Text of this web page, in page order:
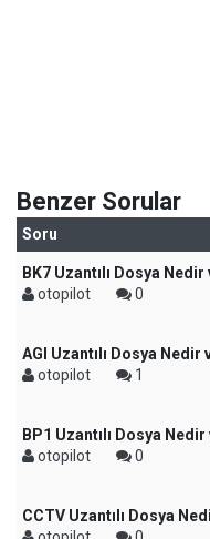
Benzer Sorular
Soru
BK7 Uzantılı Dosya
otopilot
0
AGI Uzantılı Dosya
otopilot
1
BP1 Uzantılı Dosya
otopilot
0
CCTV Uzantılı Dosya